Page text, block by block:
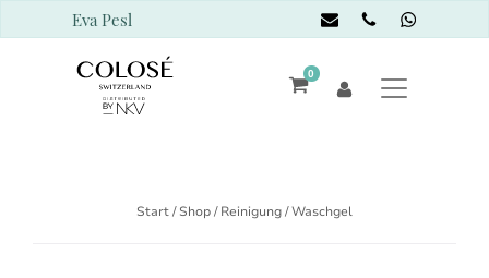
Eva Pesl
0
Start/Shop/Reinigung/ Waschgel